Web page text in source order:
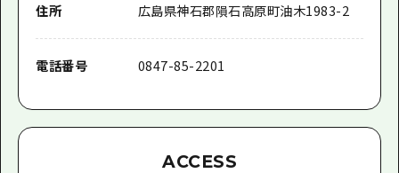
住所 広島県神石郡隕石高原町油木1983-2
電話番号 0847-85-2201
ACCESS